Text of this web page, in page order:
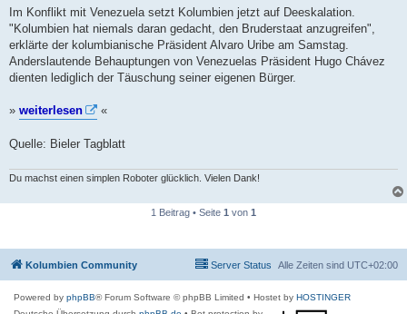
i
r
a
Im Konflikt mit Venezuela setzt Kolumbien jetzt auf Deeskalation.
"Kolumbien hat niemals daran gedacht, den Bruderstaat anzugreifen",
erklärte der kolumbianische Präsident Alvaro Uribe am Samstag.
Anderslautende Behauptungen von Venezuelas Präsident Hugo Chávez
dienten lediglich der Täuschung seiner eigenen Bürger.
» weiterlesen «
Quelle: Bieler Tagblatt
Du machst einen simplen Roboter glücklich. Vielen Dank!
1 Beitrag • Seite 1 von 1
Kolumbien Community Alle Zeiten sind UTC+02:00
Server Status
Powered by phpBB® Forum Software © phpBB Limited • Hostet by HOSTINGER